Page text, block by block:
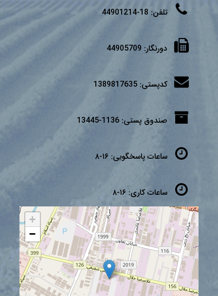
تلفن: 18-44901214
دورنگار: 44905709
کدپستی: 1389817635
صندوق پستی: 1136-13445
ساعات پاسخگویی: ۱۶-۸
ساعات کاری: ۱۶-۸
+
−